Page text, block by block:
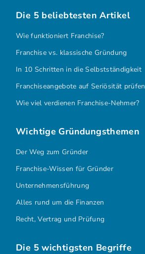
Die 5 beliebtesten Artikel
Wie funktioniert Franchise?
Franchise vs. klassische Gründung
In 10 Schritten in die Selbstständigkeit
Franchiseangebote auf Seriösität prüfen
Wie viel verdienen Franchise-Nehmer?
Wichtige Gründungsthemen
Der Weg zum Gründer
Franchise-Wissen für Gründer
Unternehmensführung
Alles rund um die Finanzen
Recht, Vertrag und Prüfung
Die 5 wichtigsten Begriffe